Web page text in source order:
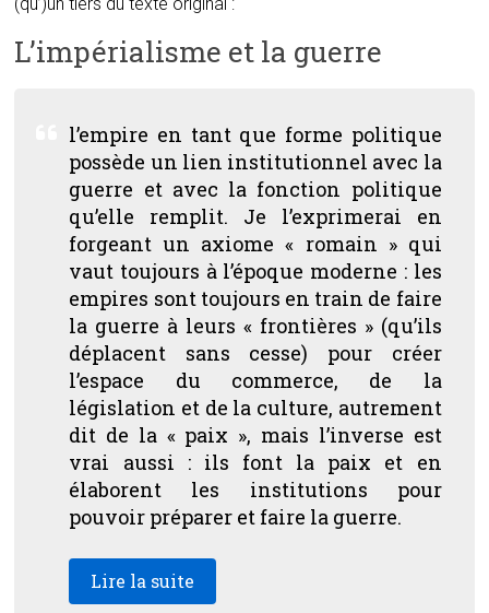
L’impérialisme et la guerre
l’empire en tant que forme politique
possède un lien institutionnel avec la
guerre et avec la fonction politique
qu’elle remplit. Je l’exprimerai en
forgeant un axiome « romain » qui
vaut toujours à l’époque moderne : les
empires sont toujours en train de faire
la guerre à leurs « frontières » (qu’ils
déplacent sans cesse) pour créer
l’espace du commerce, de la
législation et de la culture, autrement
dit de la « paix », mais l’inverse est
vrai aussi : ils font la paix et en
élaborent les institutions pour
pouvoir préparer et faire la guerre.
Lire la suite